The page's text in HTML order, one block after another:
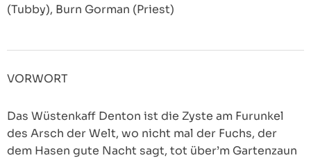
(Tubby), Burn Gorman (Priest)
VORWORT
Das Wüstenkaff Denton ist die Zyste am Furunkel
des Arsch der Welt, wo nicht mal der Fuchs, der
dem Hasen gute Nacht sagt, tot über’m Gartenzaun